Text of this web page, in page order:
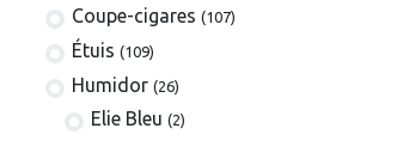
Coupe-cigares (107)
​Étuis (109)
Humidor (26)
Elie Bleu (2)